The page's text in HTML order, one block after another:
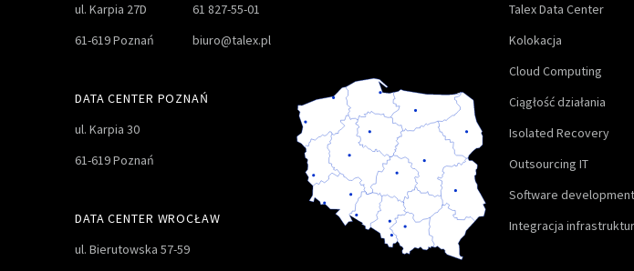
ul. Karpia 27D
61-619 Poznań
61 827-55-01
biuro@talex.pl
DATA CENTER POZNAŃ
ul. Karpia 30
61-619 Poznań
DATA CENTER WROCŁAW
ul. Bierutowska 57-59
Talex Data Center
Kolokacja
Cloud Computing
Ciągłość działania
Isolated Recovery
Outsourcing IT
Software development
Integracja